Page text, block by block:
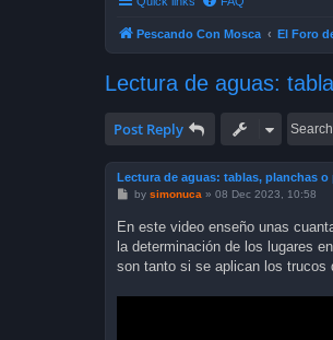
Pescando Con Mosca El Foro
Lectura de aguas:
Post Reply
Lectura de aguas: tablas, planchas
P
t
by simonuca » 08 Dec 2023, 10:58
En este video enseño unas
la determinación de los lugares
son tanto si se aplican los trucos